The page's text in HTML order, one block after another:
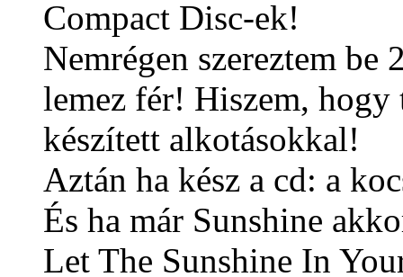
Compact Disc-ek!
Nemrégen szereztem
lemez fér! Hiszem,
készített alkotásokkal!
Aztán ha kész a cd: a
És ha már Sunshine
Let The Sunshine In